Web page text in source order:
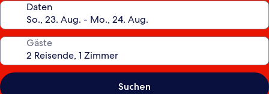
Daten
Gäste
Suchen